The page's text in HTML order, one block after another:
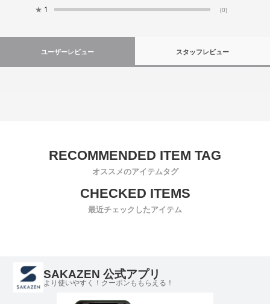
★ 1 (0)
ユーザーレビュー スタッフレビュー
オススメのアイテムタグ
最近チェックしたアイテム
SAKAZEN 公式アプリ
より使いやすく！クーポンももらえる！